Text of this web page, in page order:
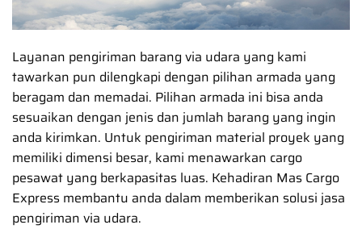
Layanan pengiriman barang via udara yang kami
tawarkan pun dilengkapi dengan pilihan armada yang
beragam dan memadai. Pilihan armada ini bisa anda
sesuaikan dengan jenis dan jumlah barang yang ingin
anda kirimkan. Untuk pengiriman material proyek yang
memiliki dimensi besar, kami menawarkan cargo
pesawat yang berkapasitas luas. Kehadiran Mas Cargo
Express membantu anda dalam memberikan solusi jasa
pengiriman via udara.